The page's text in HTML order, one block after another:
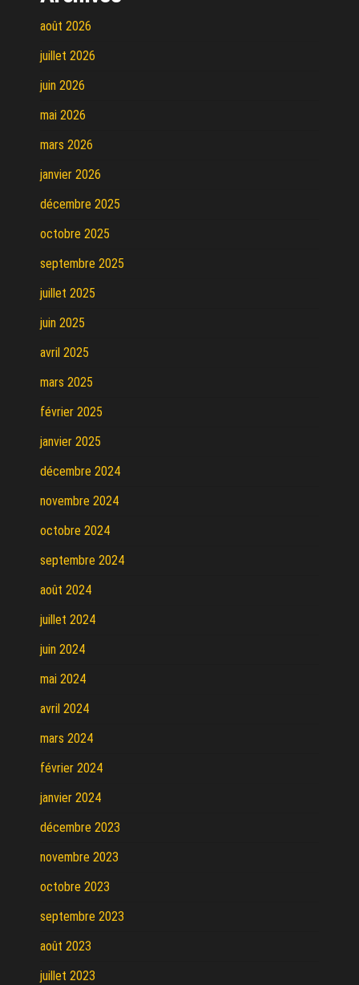
août 2026
juillet 2026
juin 2026
mai 2026
mars 2026
janvier 2026
décembre 2025
octobre 2025
septembre 2025
juillet 2025
juin 2025
avril 2025
mars 2025
février 2025
janvier 2025
décembre 2024
novembre 2024
octobre 2024
septembre 2024
août 2024
juillet 2024
juin 2024
mai 2024
avril 2024
mars 2024
février 2024
janvier 2024
décembre 2023
novembre 2023
octobre 2023
septembre 2023
août 2023
juillet 2023